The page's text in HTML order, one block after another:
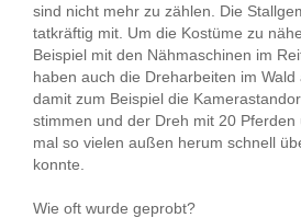
sind nicht mehr zu zählen. Die
tatkräftig mit. Um die Kostüme zu
Beispiel mit den Nähmaschinen im
haben auch die Dreharbeiten im Wald
damit zum Beispiel die
stimmen und der Dreh mit 20
mal so vielen außen herum schnell
konnte.
Wie oft wurde geprobt?